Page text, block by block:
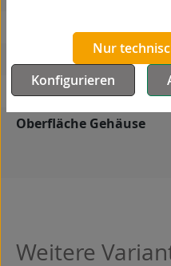
Produkttyp
Material Gehäuse
Oberfläche Gehäuse
Produktgalerie
Weitere
Nur
Konfigurieren